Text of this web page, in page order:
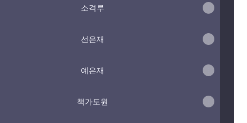
소격루
선은재
예은재
책가도원